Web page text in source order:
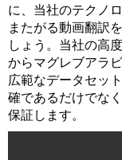
に、当社のテクノ
またがる動画翻訳
しょう。当社の高
からマグレブアラ
広範なデータセッ
確であるだけでな
保証します。